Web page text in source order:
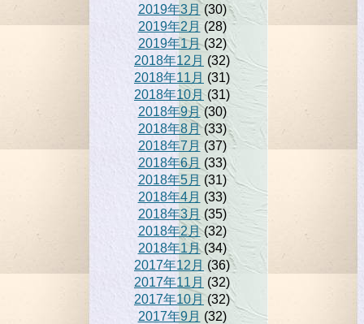
2019年3月 (30)
2019年2月(28)
2019年1月(32)
2018年12月 (32)
2018年11月 (31)
2018年10月(31)
2018年9月(30)
2018年8月(33)
2018年7月(37)
2018年6月 (33)
2018年5月 (31)
2018年4月 (33)
2018年3月 (35)
2018年2月(32)
2018年1月(34)
2017年12月 (36)
2017年11月 (32)
2017年10月 (32)
2017年9月 (32)